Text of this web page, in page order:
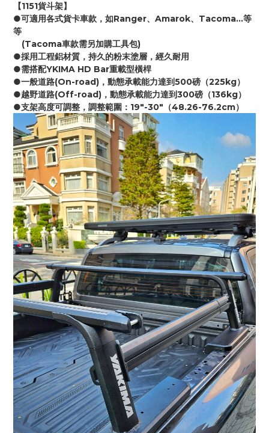
【1151貨斗架】
●可適用各式貨卡車款，如Ranger、Amarok、Tacoma…等
等
(Tacoma車款需另加購工具包)
●採用工程鋁材質，持久的粉末塗層，經久耐用
●需搭配YKIMA HD Bar重載型橫桿
●一般道路(On-road)，動態承載能力達到500磅（225kg）
●越野道路(Off-road)，動態承載能力達到300磅（136kg）
●支架高度可調整，調整範圍：19"-30"（48.26-76.2cm）